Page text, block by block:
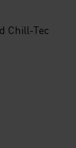
Chill-Tec